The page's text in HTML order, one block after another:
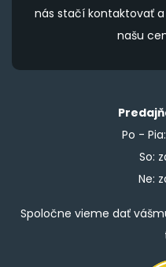
nás stačí kontaktovať
našu
Po -
So:
Ne:
Spoločne vieme dať